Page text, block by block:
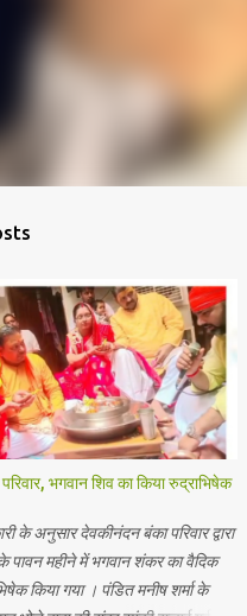
भगवान शिव का किया रुद्राभिषेक
के अनुसार देवकीनंदन बंका परिवार द्वारा
महीने में भगवान शंकर का वैदिक
किया गया । पंडित मनीष शर्मा के